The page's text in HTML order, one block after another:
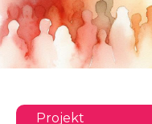
Projekt